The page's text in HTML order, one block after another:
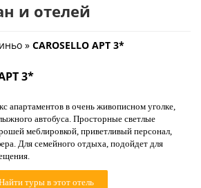
и отелей
» CAROSELLO APT 3*
3*
апартаментов в очень живописном уголке,
автобуса. Просторные светлые
меблировкой, приветливый персонал,
Для семейного отдыха, подойдет для
туры в этот отель